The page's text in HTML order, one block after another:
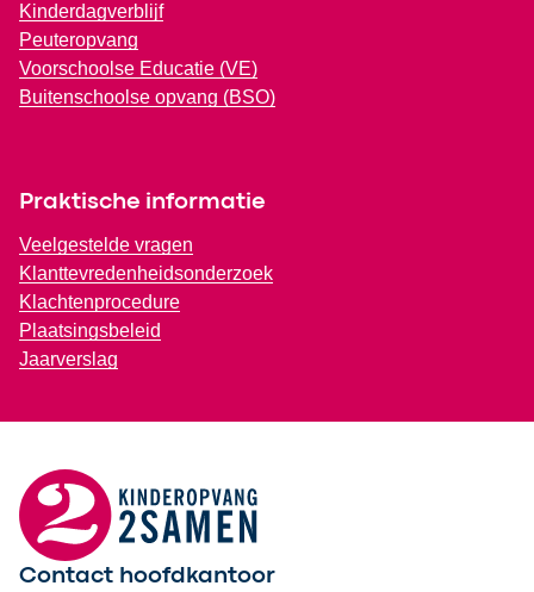
Kinderdagverblijf
Peuteropvang
Voorschoolse Educatie (VE)
Buitenschoolse opvang (BSO)
Praktische informatie
Veelgestelde vragen
Klanttevredenheidsonderzoek
Klachtenprocedure
Plaatsingsbeleid
Jaarverslag
Contact hoofdkantoor